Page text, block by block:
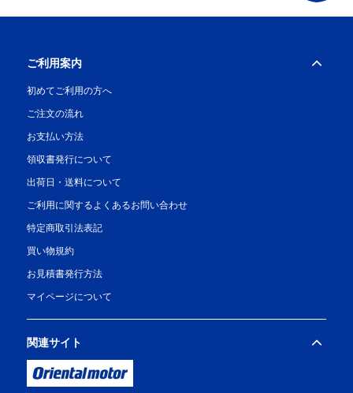
ご利用案内
初めてご利用の方へ
ご注文の流れ
お支払い方法
領収書発行について
出荷日・送料について
ご利用に関するよくあるお問い合わせ
特定商取引法表記
買い物規約
お見積書発行方法
マイページについて
関連サイト